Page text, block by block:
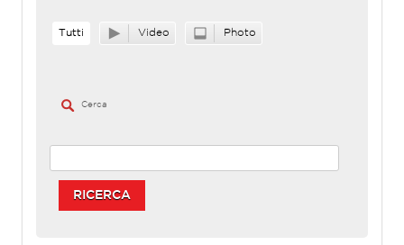
Tutti Video Photo
Cerca
RICERCA